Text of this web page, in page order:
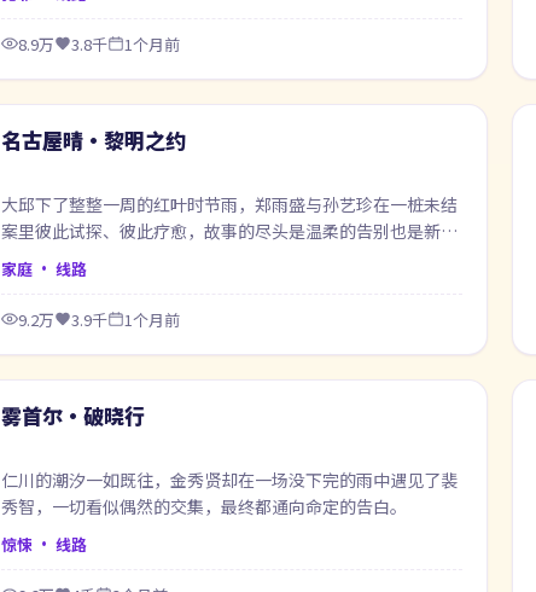
8.9万 3.8千 1个月前
最新
名古屋晴·黎明之约
大邱下了整整一周的红叶时节雨，郑雨盛与孙艺珍在一桩未结
案里彼此试探、彼此疗愈，故事的尽头是温柔的告别也是新的
开始。
家庭 · 线路
9.2万 3.9千 1个月前
最新
雾首尔·破晓行
仁川的潮汐一如既往，金秀贤却在一场没下完的雨中遇见了裴
秀智，一切看似偶然的交集，最终都通向命定的告白。
惊悚 · 线路